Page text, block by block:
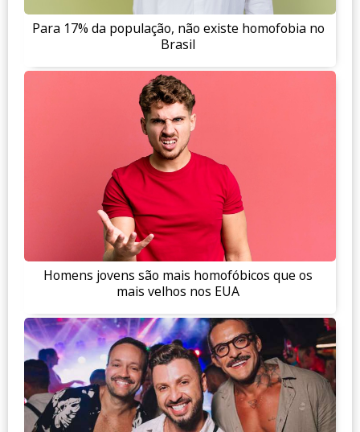
Para 17% da população, não existe homofobia no
Brasil
Homens jovens são mais homofóbicos que os
mais velhos nos EUA